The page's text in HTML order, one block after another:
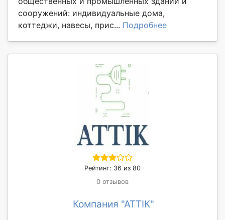
сооружений: индивидуальные дома,
коттеджи, навесы, прис... Подробнее
Рейтинг: 36 из 80
0 отзывов
Компания "АТТІК"